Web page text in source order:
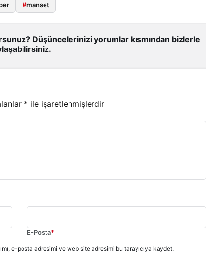
#manset
Düşüncelerinizi yorumlar kısmından bizlerle
* ile işaretlenmişlerdir
E-Posta*
e-posta adresimi ve web site adresimi bu tarayıcıya kaydet.